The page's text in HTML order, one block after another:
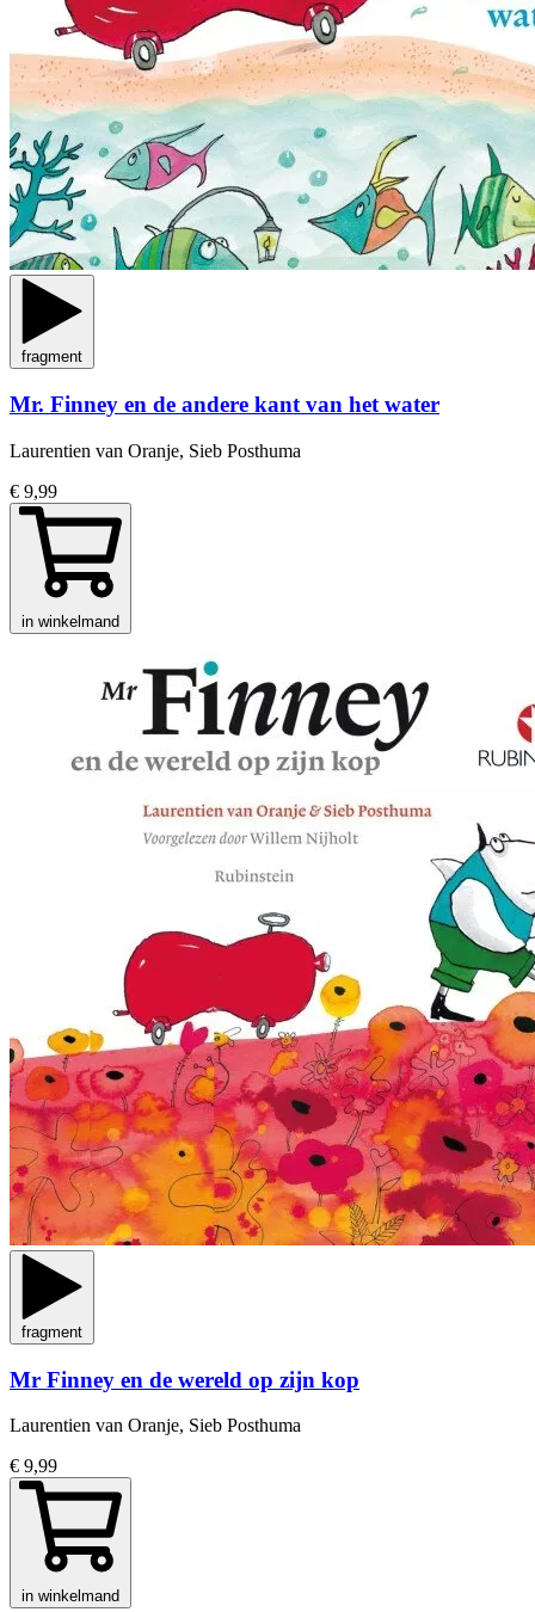
fragment
Mr. Finney en de andere kant van het water
Laurentien van Oranje, Sieb Posthuma
€ 9,99
in winkelmand
fragment
Mr Finney en de wereld op zijn kop
Laurentien van Oranje, Sieb Posthuma
€ 9,99
in winkelmand